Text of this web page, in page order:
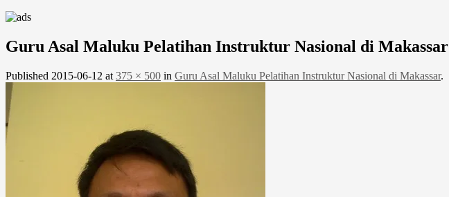
Guru Asal Maluku Pelatihan Instruktur Nasional di Makassar
Published 2015-06-12 at 375 × 500 in Guru Asal Maluku Pelatihan Instruktur Nasional di Makassar.